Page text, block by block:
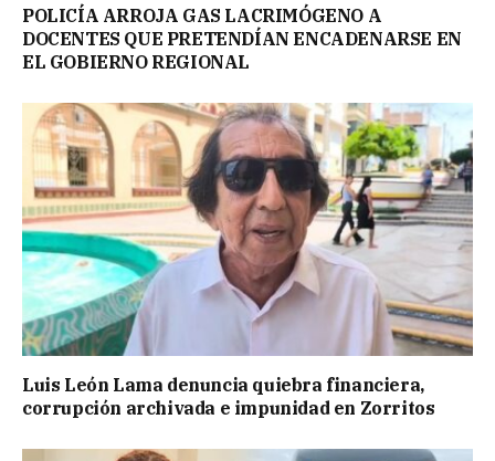
POLICÍA ARROJA GAS LACRIMÓGENO A
DOCENTES QUE PRETENDÍAN ENCADENARSE EN
EL GOBIERNO REGIONAL
Luis León Lama denuncia quiebra financiera,
corrupción archivada e impunidad en Zorritos